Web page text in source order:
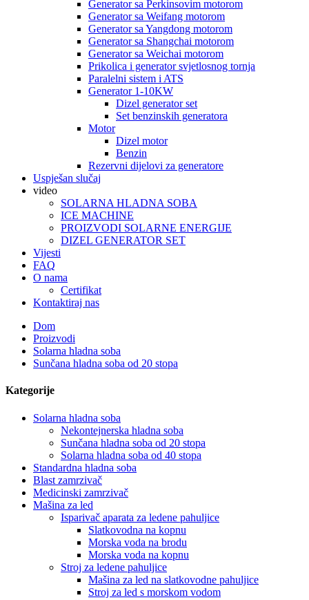
Generator sa Perkinsovim motorom
Generator sa Weifang motorom
Generator sa Yangdong motorom
Generator sa Shangchai motorom
Generator sa Weichai motorom
Prikolica i generator svjetlosnog tornja
Paralelni sistem i ATS
Generator 1-10KW
Dizel generator set
Set benzinskih generatora
Motor
Dizel motor
Benzin
Rezervni dijelovi za generatore
Uspješan slučaj
video
SOLARNA HLADNA SOBA
ICE MACHINE
PROIZVODI SOLARNE ENERGIJE
DIZEL GENERATOR SET
Vijesti
FAQ
O nama
Certifikat
Kontaktiraj nas
Dom
Proizvodi
Solarna hladna soba
Sunčana hladna soba od 20 stopa
Kategorije
Solarna hladna soba
Nekontejnerska hladna soba
Sunčana hladna soba od 20 stopa
Solarna hladna soba od 40 stopa
Standardna hladna soba
Blast zamrzivač
Medicinski zamrzivač
Mašina za led
Isparivač aparata za ledene pahuljice
Slatkovodna na kopnu
Morska voda na brodu
Morska voda na kopnu
Stroj za ledene pahuljice
Mašina za led na slatkovodne pahuljice
Stroj za led s morskom vodom